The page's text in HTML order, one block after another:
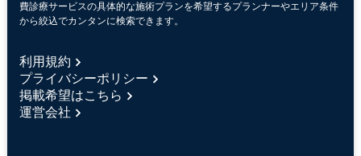
費診療サービスの具体的な施術プランを希望するプランナーやエリア条件
から絞込でカンタンに検索できます。
利用規約
プライバシーポリシー
掲載希望はこちら
運営会社